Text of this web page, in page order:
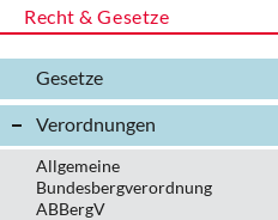
Recht & Gesetze
Gesetze
Verordnungen
Allgemeine
Bundesbergverordnung
ABBergV